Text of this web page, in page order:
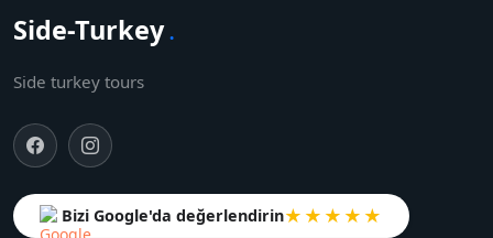
Side-Turkey.
Side turkey tours
Bizi Google'da değerlendirin★★★★★